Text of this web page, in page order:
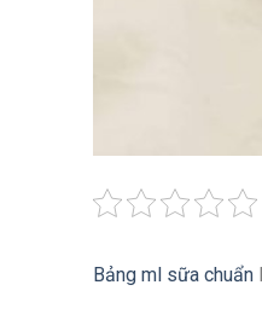
Bảng ml sữa chuẩn